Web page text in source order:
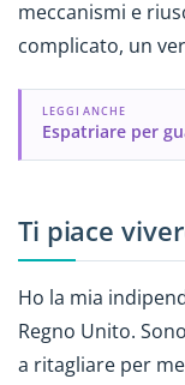
meccanismi e
complicato, un
LEGGI ANCHE
Espatriare per
Ti piace
Ho la mia
Regno Unito.
a ritagliare per